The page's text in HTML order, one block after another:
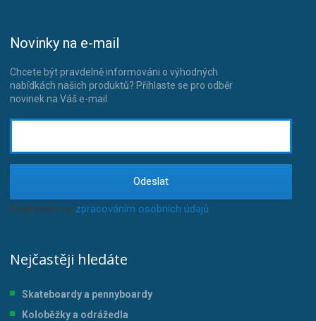
Novinky na e-mail
Chcete být pravdelně informováni o výhodných
nabídkách našich produktů? Přihlaste se pro odběr
novinek na Váš e-mail
Odeslat
Souhlasím se zpracováním osobních údajů.
Nejčastěji hledáte
Skateboardy a pennyboardy
Koloběžky a odrážedla